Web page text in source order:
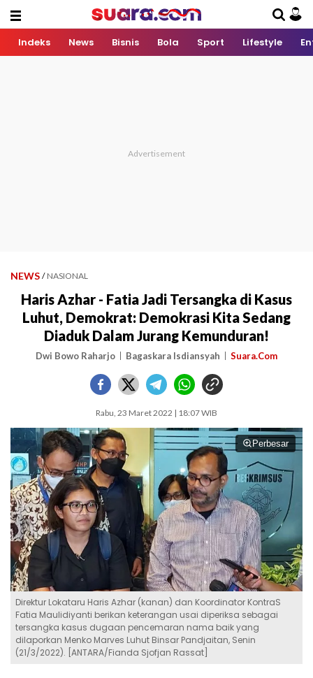
Indeks News Bisnis Bola Sport Lifestyle
NEWS / NASIONAL
Haris Azhar - Fatia Jadi Tersangka di Kasus
Luhut, Demokrat: Demokrasi Kita Sedang
Diaduk Dalam Jurang Kemunduran!
Dwi Bowo Raharjo Bagaskara Isdiansyah Suara.Com
Rabu, 23 Maret 2022 | 18:07 WIB
Perbesar
Direktur Lokataru Haris Azhar (kanan) dan Koordinator KontraS
Fatia Maulidiyanti berikan keterangan usai diperiksa sebagai
tersangka kasus dugaan pencemaran nama baik yang
dilaporkan Menko Marves Luhut Binsar Pandjaitan, Senin
(21/3/2022). [ANTARA/Fianda Sjofjan Rassat]